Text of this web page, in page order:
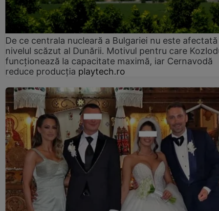
De ce centrala nucleară a Bulgariei nu este
nivelul scăzut al Dunării. Motivul pentru care
funcționează la capacitate maximă, iar Cernavodă
reduce producția playtech.ro